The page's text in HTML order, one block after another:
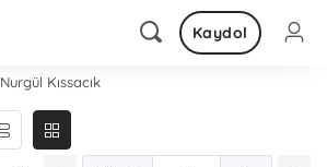
Kaydol
Nurgül Kıssacık